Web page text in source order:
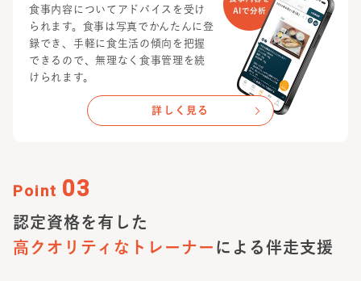
食事内容についてアドバイスを受け
られます。食事は写真でかんたんに登
録でき、手軽に食生活の傾向を把握
できるので、無理なく食事管理を続
けられます。
詳しく見る
Point 03
認定資格を有した
高クオリティな トレーナー による伴走支援